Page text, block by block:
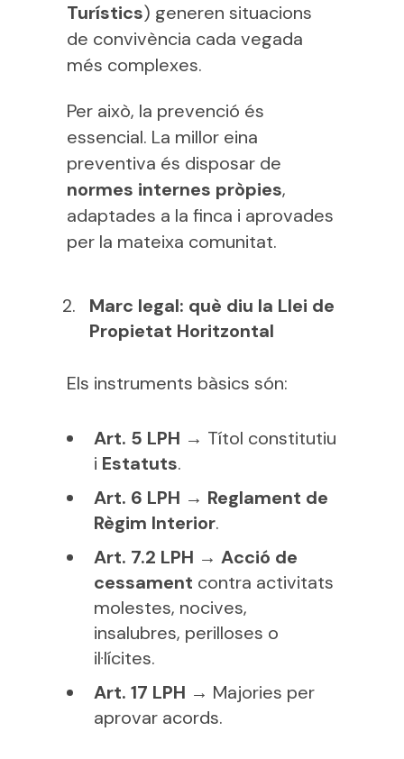
Turístics) generen situacions
de convivència cada vegada
més complexes.
Per això, la prevenció és
essencial. La millor eina
preventiva és disposar de
normes internes pròpies,
adaptades a la finca i aprovades
per la mateixa comunitat.
Marc legal: què diu la Llei de
Propietat Horitzontal
Els instruments bàsics són:
Art. 5 LPH → Títol constitutiu
i Estatuts.
Art. 6 LPH → Reglament de
Règim Interior.
Art. 7.2 LPH → Acció de
cessament contra activitats
molestes, nocives,
insalubres, perilloses o
il·lícites.
Art. 17 LPH → Majories per
aprovar acords.